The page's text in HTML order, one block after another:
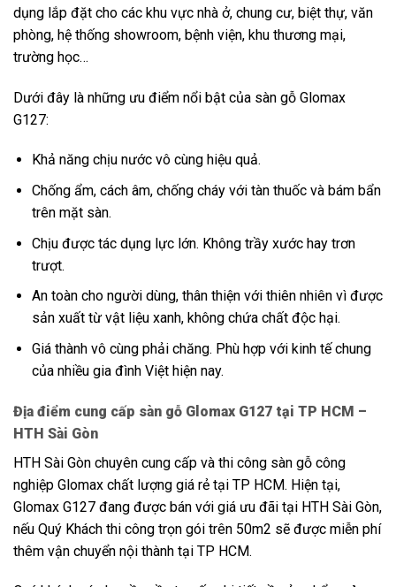
dụng lắp đặt cho các khu vực nhà ở, chung cư, biệt thự, văn
phòng, hệ thống showroom, bệnh viện, khu thương mại,
trường học…
Dưới đây là những ưu điểm nổi bật của sàn gỗ Glomax
G127:
Khả năng chịu nước vô cùng hiệu quả.
Chống ẩm, cách âm, chống cháy với tàn thuốc và bám bẩn
trên mặt sàn.
Chịu được tác dụng lực lớn. Không trầy xước hay trơn
trượt.
An toàn cho người dùng, thân thiện với thiên nhiên vì được
sản xuất từ vật liệu xanh, không chứa chất độc hại.
Giá thành vô cùng phải chăng. Phù hợp với kinh tế chung
của nhiều gia đình Việt hiện nay.
Địa điểm cung cấp sàn gỗ Glomax G127 tại TP HCM –
HTH Sài Gòn
HTH Sài Gòn chuyên cung cấp và thi công sàn gỗ công
nghiệp Glomax chất lượng giá rẻ tại TP HCM. Hiện tại,
Glomax G127 đang được bán với giá ưu đãi tại HTH Sài Gòn,
nếu Quý Khách thi công trọn gói trên 50m2 sẽ được miễn phí
thêm vận chuyển nội thành tại TP HCM.